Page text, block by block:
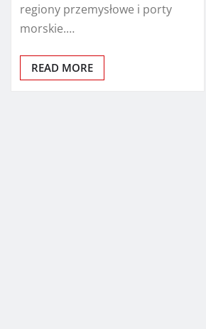
regiony przemysłowe i porty
morskie.…
READ MORE